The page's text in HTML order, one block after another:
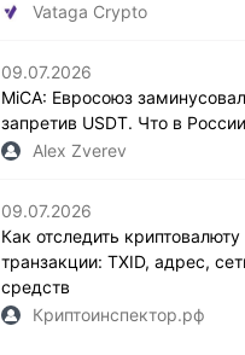
Vataga Crypto
09.07.2026
MiCA: Евросоюз
запретив USDT. Что в
Alex Zverev
09.07.2026
Как отследить
транзакции: TXID, адрес,
средств
Криптоинспектор.рф